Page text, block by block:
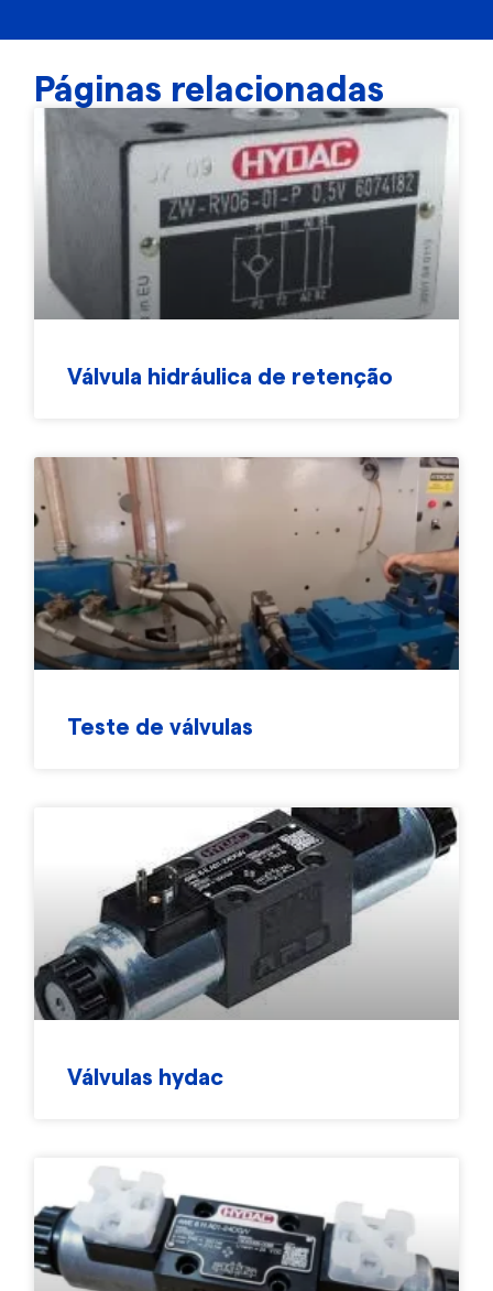
Páginas relacionadas
Válvula hidráulica de retenção
Teste de válvulas
Válvulas hydac